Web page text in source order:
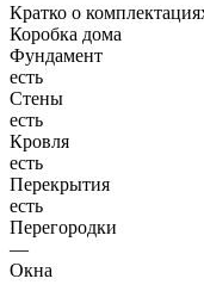
Кратко о
Коробка дома
Фундамент
есть
Стены
есть
Кровля
есть
Перекрытия
есть
Перегородки
—
Окна